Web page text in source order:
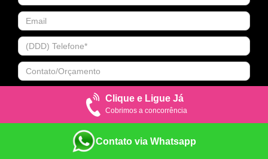
Clique e Ligue Já
Cobrimos a concorrência
Contato via Whatsapp